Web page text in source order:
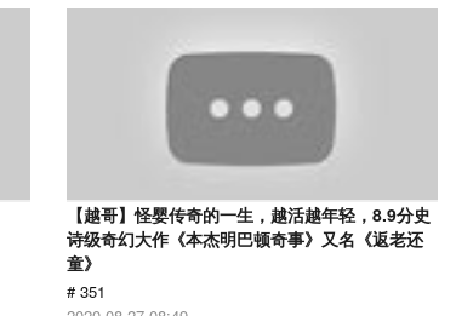
【越哥】怪婴传奇的一生，越活越年轻，8.9分史
诗级奇幻大作《本杰明巴顿奇事》又名《返老还
童》
# 351